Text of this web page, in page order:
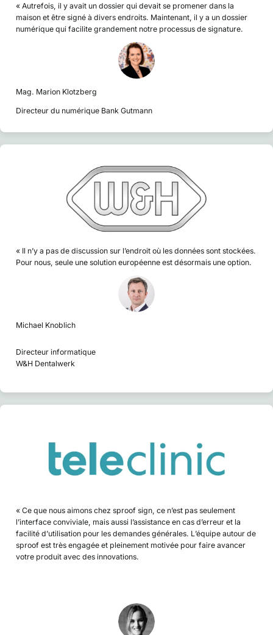
« Autrefois, il y avait un dossier qui devait se promener dans la
maison et être signé à divers endroits. Maintenant, il y a un dossier
numérique qui facilite grandement notre processus de signature.
Mag. Marion Klotzberg
Directeur du numérique Bank Gutmann
« Il n’y a pas de discussion sur l’endroit où les données sont stockées.
Pour nous, seule une solution européenne est désormais une option.
Michael Knoblich
Directeur informatique
W&H Dentalwerk
« Ce que nous aimons chez sproof sign, ce n’est pas seulement
l’interface conviviale, mais aussi l’assistance en cas d’erreur et la
facilité d’utilisation pour les demandes générales. L’équipe autour de
sproof est très engagée et pleinement motivée pour faire avancer
votre produit avec des innovations.